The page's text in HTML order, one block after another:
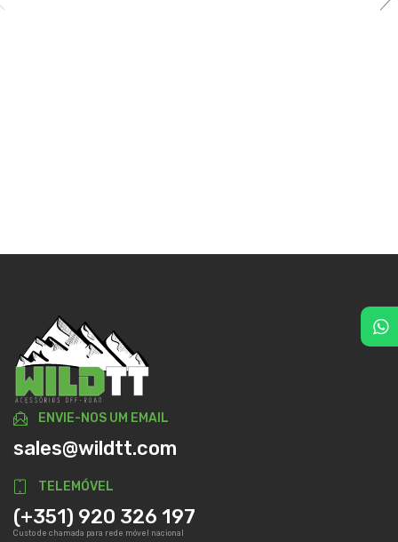
ENVIE-NOS UM EMAIL
sales@wildtt.com
TELEMÓVEL
(+351) 920 326 197
Custo de chamada para rede móvel nacional